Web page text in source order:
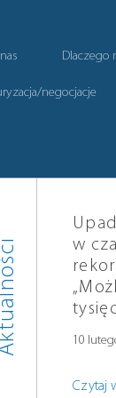
Dlaczego
negocjacje
w
10
Czytaj